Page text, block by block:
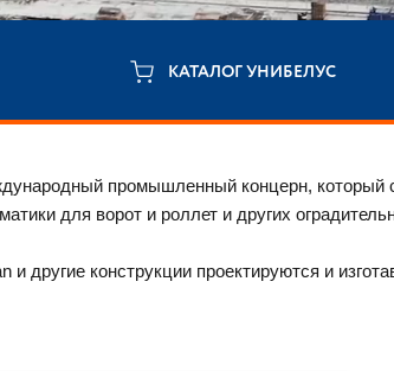
КАТАЛОГ УНИБЕЛУС
промышленный концерн, который
для ворот и роллет и других
и другие конструкции проектируются и